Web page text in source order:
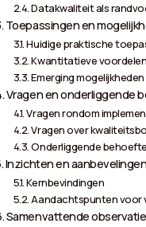
Datakwaliteit als
Toepassingen en
Huidige praktische
Kwantitatieve voordelen
Emerging mogelijkheden
Vragen en onderliggende
Vragen rondom
Vragen over
Onderliggende
Inzichten en aanbevelingen
Kernbevindingen
Aandachtspunten voor
Samenvattende